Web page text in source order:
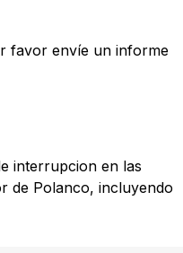
favor envíe un informe
interrupcion en las
de Polanco, incluyendo